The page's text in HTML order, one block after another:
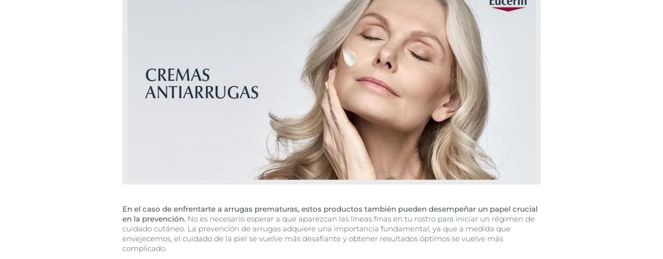
En el caso de enfrentarte a arrugas prematuras, estos productos también pueden desempeñar un papel crucial
en la prevención. No es necesario esperar a que aparezcan las líneas finas en tu rostro para iniciar un régimen de
cuidado cutáneo. La prevención de arrugas adquiere una importancia fundamental, ya que a medida que
envejecemos, el cuidado de la piel se vuelve más desafiante y obtener resultados óptimos se vuelve más
complicado.